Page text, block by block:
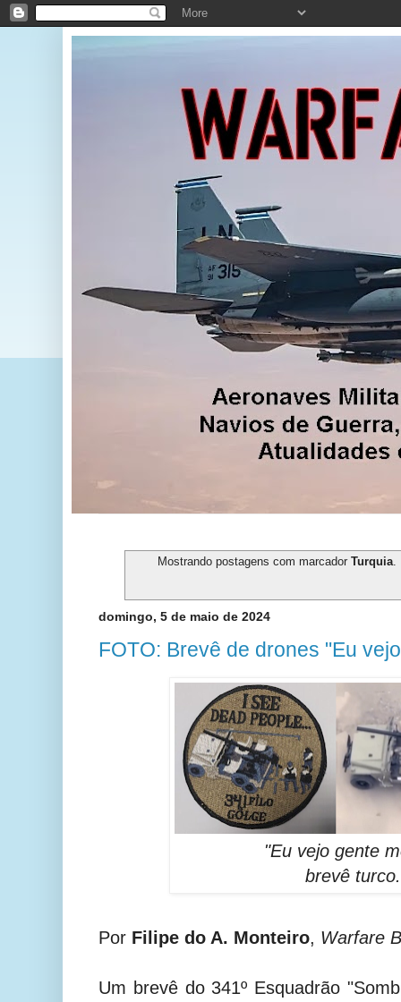
Mostrando postagens com marcador Turquia.
domingo, 5 de maio de 2024
FOTO: Brevê de drones "Eu
"Eu vejo gente
brevê turco.
Por Filipe do A. Monteiro, Warfare
Um brevê do 341º Esquadrão